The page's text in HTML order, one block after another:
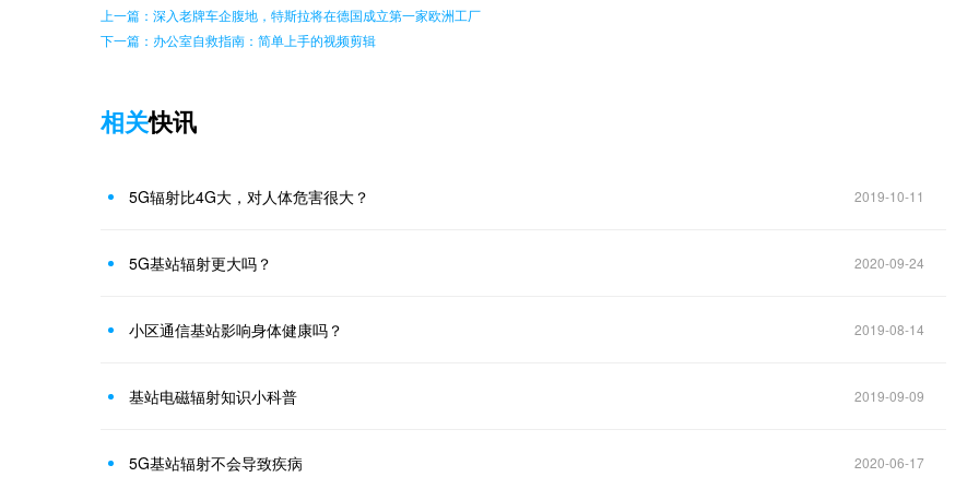
上一篇：深入老牌车企腹地，特斯拉将在德国成立第一家欧洲工厂
下一篇：办公室自救指南：简单上手的视频剪辑
相关快讯
5G辐射比4G大，对人体危害很大？ 2019-10-11
5G基站辐射更大吗？ 2020-09-24
小区通信基站影响身体健康吗？ 2019-08-14
基站电磁辐射知识小科普 2019-09-09
5G基站辐射不会导致疾病 2020-06-17